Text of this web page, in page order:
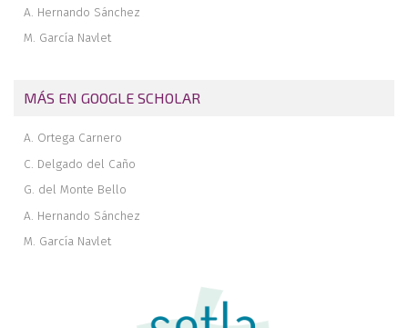
A. Hernando Sánchez
M. García Navlet
MÁS EN GOOGLE SCHOLAR
A. Ortega Carnero
C. Delgado del Caño
G. del Monte Bello
A. Hernando Sánchez
M. García Navlet